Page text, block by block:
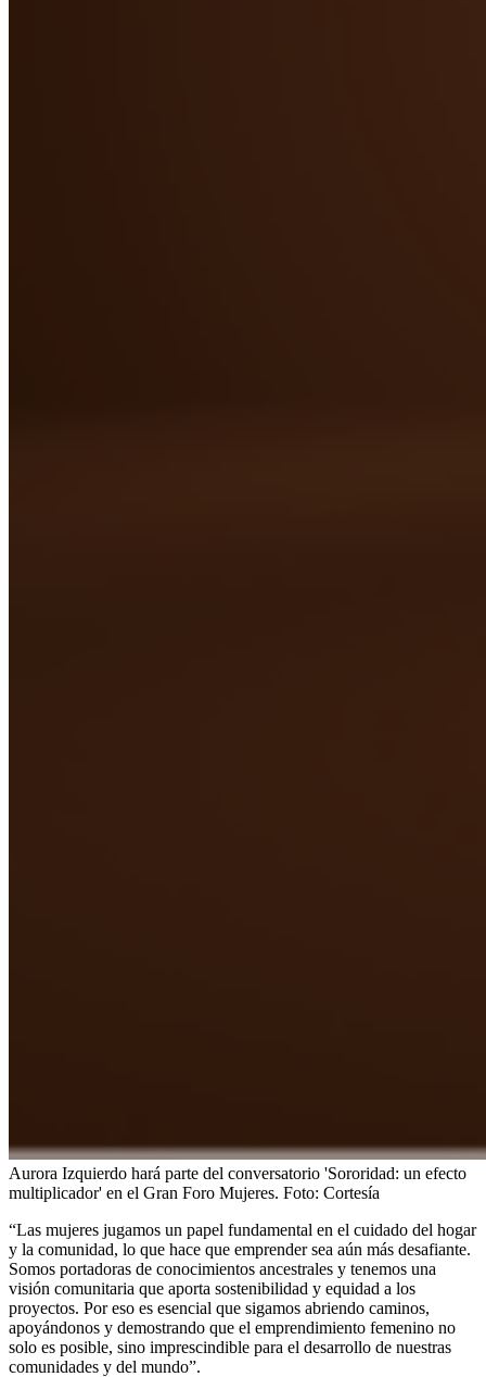
Aurora Izquierdo hará parte del conversatorio 'Sororidad: un efecto
multiplicador' en el Gran Foro Mujeres. Foto: Cortesía
“Las mujeres jugamos un papel fundamental en el cuidado del hogar
y la comunidad, lo que hace que emprender sea aún más desafiante.
Somos portadoras de conocimientos ancestrales y tenemos una
visión comunitaria que aporta sostenibilidad y equidad a los
proyectos. Por eso es esencial que sigamos abriendo caminos,
apoyándonos y demostrando que el emprendimiento femenino no
solo es posible, sino imprescindible para el desarrollo de nuestras
comunidades y del mundo”.